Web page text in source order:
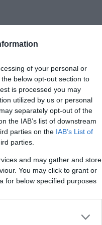
of your personal or
below opt-out section to
is processed you may
utilized by us or personal
separately opt-out of the
the IAB’s list of downstream
parties on the IAB’s List of
parties.
and may gather and store
You may click to grant or
for below specified purposes